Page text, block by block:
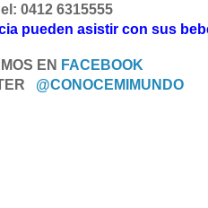
0412 6315555
pueden asistir con sus
EN FACEBOOK
@CONOCEMIMUNDO